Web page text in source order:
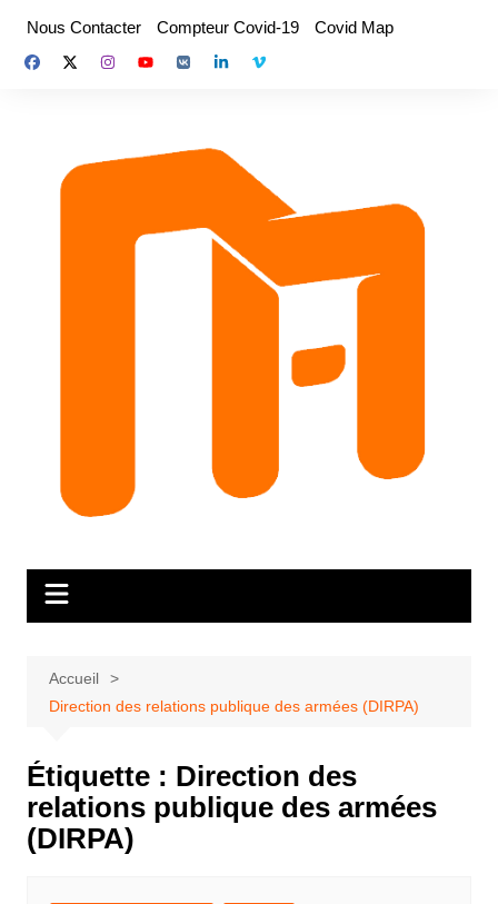
contenu
Nous Contacter Compteur Covid-19 Covid Map
Accueil
Direction des relations publique des armées (DIRPA)
Étiquette : Direction des
relations publique des armées
(DIRPA)